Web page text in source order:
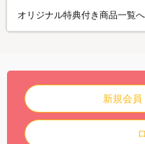
オリジナル特典付き商品一覧へ
新規会